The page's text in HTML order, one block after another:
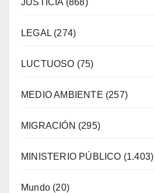
LEGAL (274)
LUCTUOSO (75)
MEDIO AMBIENTE (257)
MIGRACIÓN (295)
MINISTERIO PÚBLICO (1.403)
Mundo (20)